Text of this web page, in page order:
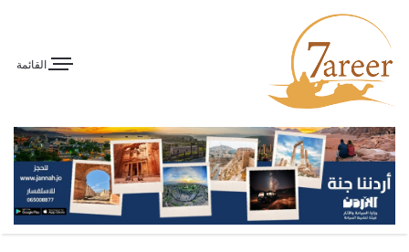
القائمة